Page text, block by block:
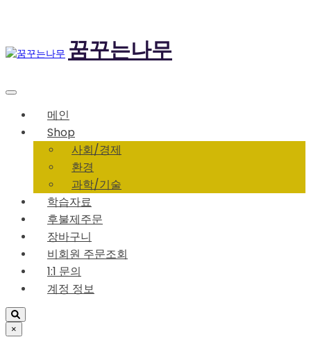
꿈꾸는나무
메인
Shop
사회/경제
환경
과학/기술
학습자료
후불제주문
장바구니
비회원 주문조회
1:1 문의
계정 정보
×